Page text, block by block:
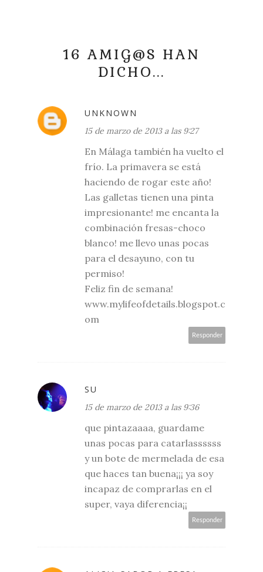
16 AMIG@S HAN
DICHO...
UNKNOWN
15 de marzo de 2013 a las 9:27
En Málaga también ha vuelto el
frío. La primavera se está
haciendo de rogar este año!
Las galletas tienen una pinta
impresionante! me encanta la
combinación fresas-choco
blanco! me llevo unas pocas
para el desayuno, con tu
permiso!
Feliz fin de semana!
www.mylifeofdetails.blogspot.c
om
Responder
SU
15 de marzo de 2013 a las 9:36
que pintazaaaa, guardame
unas pocas para catarlassssss
y un bote de mermelada de esa
que haces tan buena¡¡¡ ya soy
incapaz de comprarlas en el
super, vaya diferencia¡¡
Responder